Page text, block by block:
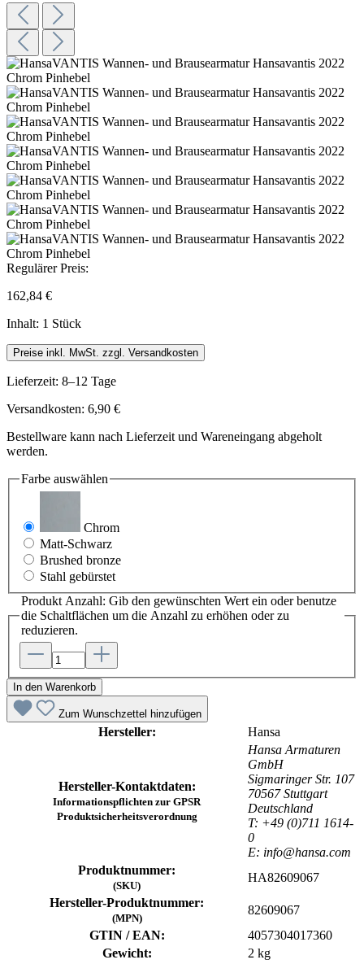
Regulärer Preis:
162,84 €
Inhalt: 1 Stück
Preise inkl. MwSt. zzgl. Versandkosten
Lieferzeit: 8–12 Tage
Versandkosten: 6,90 €
Bestellware kann nach Lieferzeit und Wareneingang abgeholt
werden.
Farbe auswählen
Chrom
Matt-Schwarz
Brushed bronze
Stahl gebürstet
Produkt Anzahl: Gib den gewünschten Wert ein oder benutze
die Schaltflächen um die Anzahl zu erhöhen oder zu
reduzieren.
In den Warenkorb
Zum Wunschzettel hinzufügen
Hersteller: Hansa
Hersteller-Kontaktdaten:
Informationspflichten zur GPSR
Produktsicherheitsverordnung
Hansa Armaturen
GmbH
Sigmaringer Str. 107
70567 Stuttgart
Deutschland
T: +49 (0)711 1614-
0
E: info@hansa.com
Produktnummer:
(SKU)
HA82609067
Hersteller-Produktnummer:
(MPN)
82609067
GTIN / EAN:
4057304017360
Gewicht:
2 kg